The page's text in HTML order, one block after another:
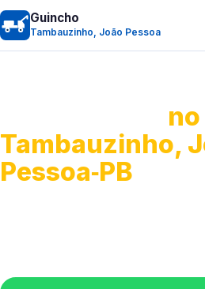
Guincho
Tambauzinho, João Pessoa
no
Tambauzinho,
Pessoa‑PB